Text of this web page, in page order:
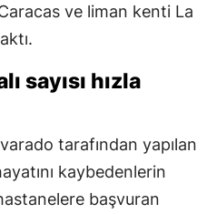
ve liman kenti La
sayısı hızla
tarafından yapılan
kaybedenlerin
hastanelere başvuran